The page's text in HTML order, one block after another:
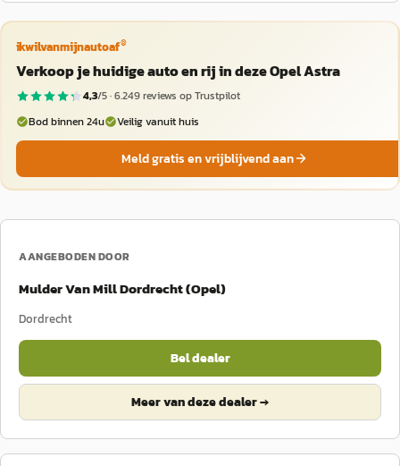
ikwilvanmijnautoaf®
Verkoop je huidige auto en rij in deze Opel Astra
4,3/5 ·6.249reviews op Trustpilot
Bod binnen 24u
Veilig vanuit huis
Meld gratis en vrijblijvend aan
AANGEBODEN DOOR
Mulder Van Mill Dordrecht (Opel)
Dordrecht
Bel dealer
Meer van deze dealer →